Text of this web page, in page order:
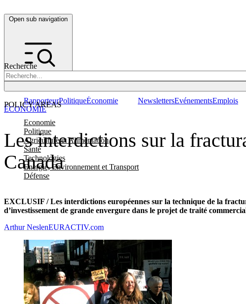
Open sub navigation
Recherche
POLICY AREAS
Economie
Politique
Agriculture et Alimentation
Santé
Technologies
Energie, Environnement et Transport
Défense
RapporteurPolitiqueÉconomie NewslettersEvénementsEmplois
Les interdictions sur la
Canada
EXCLUSIF / Les interdictions européennes sur la technique de la
d’investissement de grande envergure dans le projet de traité
ÉCONOMIE
Arthur NeslenEURACTIV.com